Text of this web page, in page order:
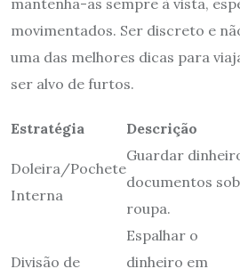
movimentados. Ser discreto e
uma das melhores dicas para
ser alvo de furtos.
Estratégia Descrição
Doleira/Pochete
Interna
Guardar
documentos
roupa.
Divisão de
Espalhar o
dinheiro em